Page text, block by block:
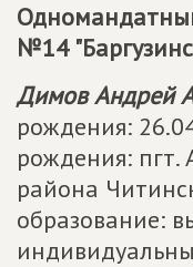
№14
Димов Андрей
рождения:
рождения: пгт.
района
образование: